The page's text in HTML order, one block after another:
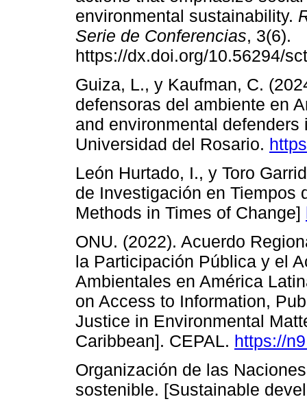
environmental sustainability.
Serie de Conferencias, 3(6).
https://dx.doi.org/10.56294/
Guiza, L., y Kaufman, C.
defensoras del ambiente en
and environmental
Universidad del Rosario.
León Hurtado, I., y Toro
de Investigación en Tiempos
Methods in Times of Change]
ONU. (2022). Acuerdo
la Participación Pública y el
Ambientales en América
on Access to Information,
Justice in Environmental
Caribbean]. CEPAL. https://
Organización de las
sostenible. [Sustainable